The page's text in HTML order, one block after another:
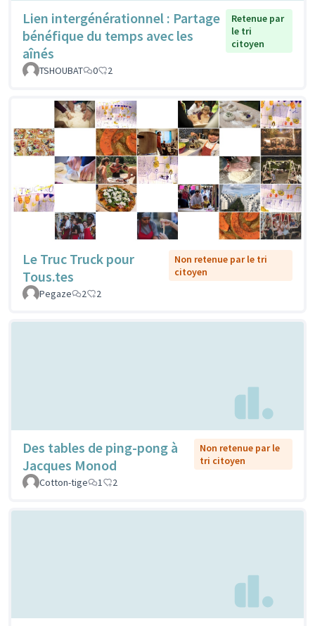
Lien intergénérationnel : Partage
bénéfique du temps avec les
aînés
Retenue par
le tri
citoyen
TSHOUBAT 0 2
Le Truc Truck pour
Tous.tes
Non retenue par le tri
citoyen
Pegaze
2 2
Des tables de ping-pong à
Jacques Monod
Non retenue par le
tri citoyen
Cotton-tige
1 2